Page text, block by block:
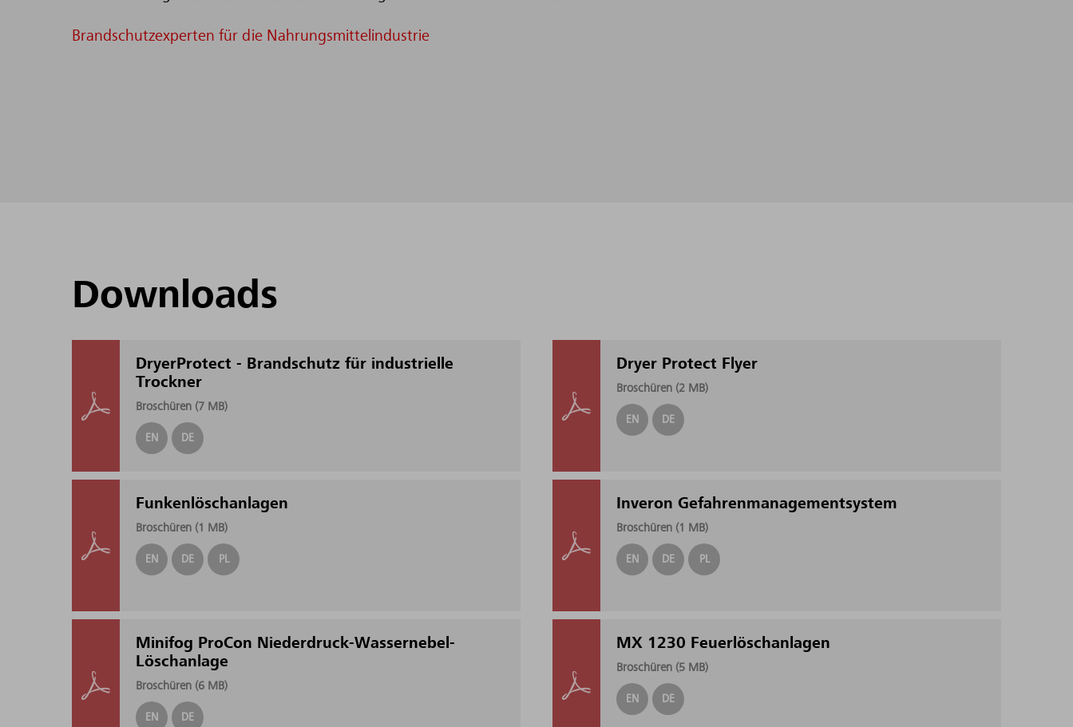
Brandschutzexperten für die Nahrungsmittelindustrie
Downloads
DryerProtect - Brandschutz für industrielle
Trockner
Broschüren (7 MB)
EN DE
Dryer Protect Flyer
Broschüren (2 MB)
EN DE
Funkenlöschanlagen
Broschüren (1 MB)
EN DE PL
Inveron Gefahrenmanagementsystem
Broschüren (1 MB)
EN DE PL
Minifog ProCon Niederdruck-Wassernebel-
Löschanlage
Broschüren (6 MB)
EN DE
MX 1230 Feuerlöschanlagen
Broschüren (5 MB)
EN DE